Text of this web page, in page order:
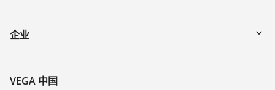
DTM Collection/PACTware
寄回仪表
讲座
化学稳定性列表
企业
关于 VEGA
联系我们
VEGA 中国